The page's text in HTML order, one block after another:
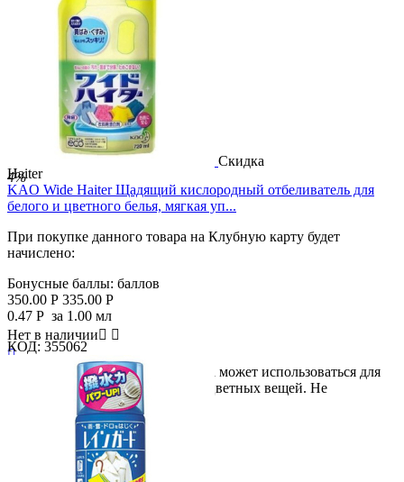
Скидка
4%
Haiter
KAO Wide Haiter Щадящий кислородный отбеливатель для
белого и цветного белья, мягкая уп...
При покупке данного товара на Клубную карту будет
начислено:
Бонусные баллы: баллов
350.00 Р 335.00 Р
0.47 Р за 1.00 мл
Нет в наличии 

Отбеливатель кислородного типа может использоваться для
лучшего отстирывания белых и цветных вещей. Не
повреждает...
КОД: 355062